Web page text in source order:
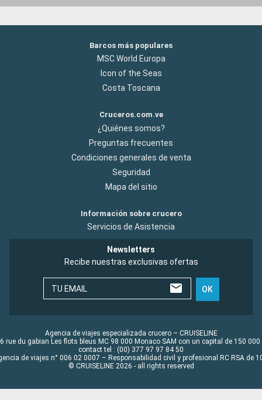
Barcos más populares
MSC World Europa
Icon of the Seas
Costa Toscana
Cruceros.com.ve
¿Quiénes somos?
Preguntas frecuentes
Condiciones generales de venta
Seguridad
Mapa del sitio
Información sobre crucero
Servicios de Asistencia
Newsletters
Recibe nuestras exclusivas ofertas
TU EMAIL OK
Agencia de viajes especializada crucero – CRUISELINE
rue du gabian Les flots bleus MC 98 000 Monaco SAM con un capital de 150 000
contact tel : (00) 377 97 97 84 50
de viajes n° 006 02 0007 – Responsabilidad civil y profesional RC RSA de
© CRUISELINE 2026 - all rights reserved